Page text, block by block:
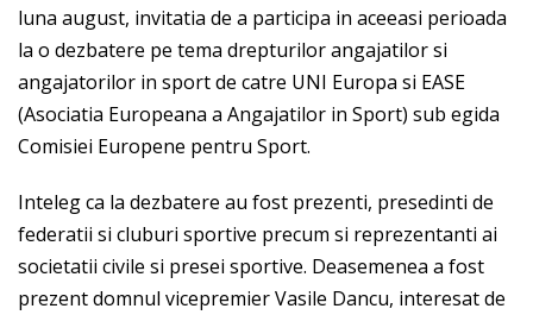
luna august, invitatia de a participa in aceeasi perioada
la o dezbatere pe tema drepturilor angajatilor si
angajatorilor in sport de catre UNI Europa si EASE
(Asociatia Europeana a Angajatilor in Sport) sub egida
Comisiei Europene pentru Sport.
Inteleg ca la dezbatere au fost prezenti, presedinti de
federatii si cluburi sportive precum si reprezentanti ai
societatii civile si presei sportive. Deasemenea a fost
prezent domnul vicepremier Vasile Dancu, interesat de